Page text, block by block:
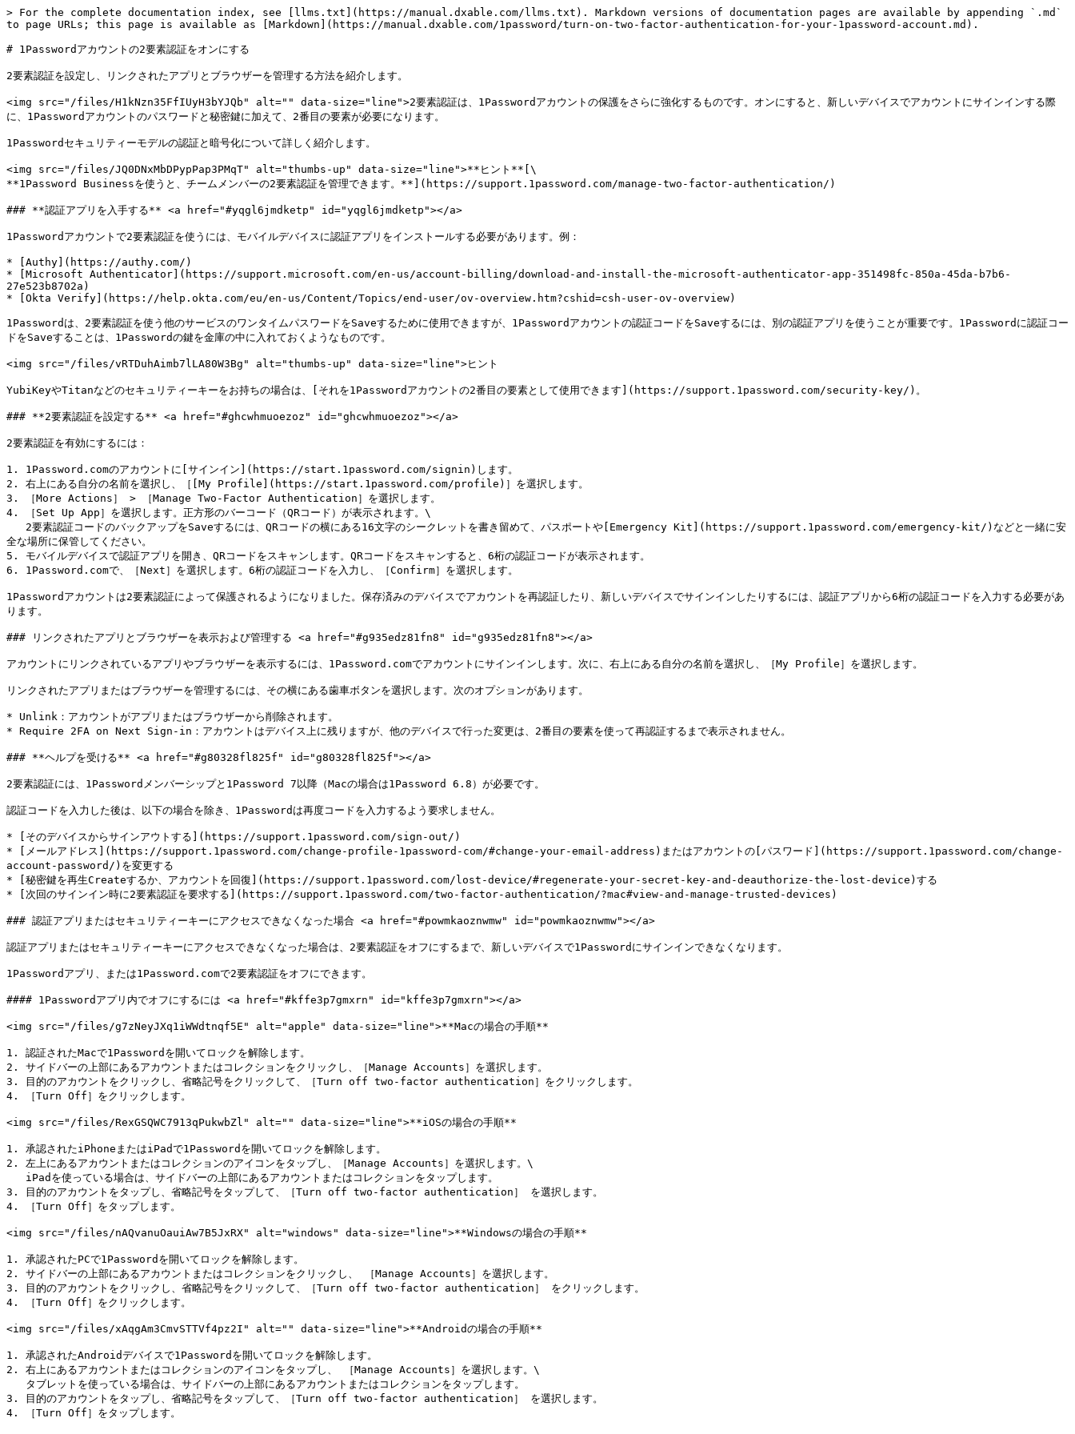
> For the complete documentation index, see [llms.txt](https://manual.dxable.com/llms.txt). Markdown versions of documentation pages are available by appending `.md`
to page URLs; this page is available as [Markdown](https://manual.dxable.com/1password/turn-on-two-factor-authentication-for-your-1password-account.md).
# 1Passwordアカウントの2要素認証をオンにする
2要素認証を設定し、リンクされたアプリとブラウザーを管理する方法を紹介します。
<img src="/files/H1kNzn35FfIUyH3bYJQb" alt="" data-size="line">2要素認証は、1Passwordアカウントの保護をさらに強化するものです。オンにすると、新しいデバイスでアカウントにサインインする際
に、1Passwordアカウントのパスワードと秘密鍵に加えて、2番目の要素が必要になります。
1Passwordセキュリティーモデルの認証と暗号化について詳しく紹介します。
<img src="/files/JQ0DNxMbDPypPap3PMqT" alt="thumbs-up" data-size="line">**ヒント**[\
**1Password Businessを使うと、チームメンバーの2要素認証を管理できます。**](https://support.1password.com/manage-two-factor-authentication/)
### **認証アプリを入手する** <a href="#yqgl6jmdketp" id="yqgl6jmdketp"></a>
1Passwordアカウントで2要素認証を使うには、モバイルデバイスに認証アプリをインストールする必要があります。例：
* [Authy](https://authy.com/)
* [Microsoft Authenticator](https://support.microsoft.com/en-us/account-billing/download-and-install-the-microsoft-authenticator-app-351498fc-850a-45da-b7b6-
27e523b8702a)
* [Okta Verify](https://help.okta.com/eu/en-us/Content/Topics/end-user/ov-overview.htm?cshid=csh-user-ov-overview)
1Passwordは、2要素認証を使う他のサービスのワンタイムパスワードをSaveするために使用できますが、1Passwordアカウントの認証コードをSaveするには、別の認証アプリを使うことが重要です。1Passwordに認証コー
ドをSaveすることは、1Passwordの鍵を金庫の中に入れておくようなものです。
<img src="/files/vRTDuhAimb7lLA80W3Bg" alt="thumbs-up" data-size="line">ヒント
YubiKeyやTitanなどのセキュリティーキーをお持ちの場合は、[それを1Passwordアカウントの2番目の要素として使用できます](https://support.1password.com/security-key/)。
### **2要素認証を設定する** <a href="#ghcwhmuoezoz" id="ghcwhmuoezoz"></a>
2要素認証を有効にするには：
1. 1Password.comのアカウントに[サインイン](https://start.1password.com/signin)します。
2. 右上にある自分の名前を選択し、［[My Profile](https://start.1password.com/profile)］を選択します。
3. ［More Actions］ > ［Manage Two-Factor Authentication］を選択します。
4. ［Set Up App］を選択します。正方形のバーコード（QRコード）が表示されます。\
全な場所に保管してください。
5. モバイルデバイスで認証アプリを開き、QRコードをスキャンします。QRコードをスキャンすると、6桁の認証コードが表示されます。
6. 1Password.comで、［Next］を選択します。6桁の認証コードを入力し、［Confirm］を選択します。
1Passwordアカウントは2要素認証によって保護されるようになりました。保存済みのデバイスでアカウントを再認証したり、新しいデバイスでサインインしたりするには、認証アプリから6桁の認証コードを入力する必要があ
ります。
### リンクされたアプリとブラウザーを表示および管理する <a href="#g935edz81fn8" id="g935edz81fn8"></a>
アカウントにリンクされているアプリやブラウザーを表示するには、1Password.comでアカウントにサインインします。次に、右上にある自分の名前を選択し、［My Profile］を選択します。
リンクされたアプリまたはブラウザーを管理するには、その横にある歯車ボタンを選択します。次のオプションがあります。
* Unlink：アカウントがアプリまたはブラウザーから削除されます。
* Require 2FA on Next Sign-in：アカウントはデバイス上に残りますが、他のデバイスで行った変更は、2番目の要素を使って再認証するまで表示されません。
### **ヘルプを受ける** <a href="#g80328fl825f" id="g80328fl825f"></a>
2要素認証には、1Passwordメンバーシップと1Password 7以降（Macの場合は1Password 6.8）が必要です。
認証コードを入力した後は、以下の場合を除き、1Passwordは再度コードを入力するよう要求しません。
* [そのデバイスからサインアウトする](https://support.1password.com/sign-out/)
* [メールアドレス](https://support.1password.com/change-profile-1password-com/#change-your-email-address)またはアカウントの[パスワード](https://support.1password.com/change-
account-password/)を変更する
* [秘密鍵を再生Createするか、アカウントを回復](https://support.1password.com/lost-device/#regenerate-your-secret-key-and-deauthorize-the-lost-device)する
* [次回のサインイン時に2要素認証を要求する](https://support.1password.com/two-factor-authentication/?mac#view-and-manage-trusted-devices)
### 認証アプリまたはセキュリティーキーにアクセスできなくなった場合 <a href="#powmkaoznwmw" id="powmkaoznwmw"></a>
認証アプリまたはセキュリティーキーにアクセスできなくなった場合は、2要素認証をオフにするまで、新しいデバイスで1Passwordにサインインできなくなります。
1Passwordアプリ、または1Password.comで2要素認証をオフにできます。
#### 1Passwordアプリ内でオフにするには <a href="#kffe3p7gmxrn" id="kffe3p7gmxrn"></a>
<img src="/files/g7zNeyJXq1iWWdtnqf5E" alt="apple" data-size="line">**Macの場合の手順**
1. 認証されたMacで1Passwordを開いてロックを解除します。
2. サイドバーの上部にあるアカウントまたはコレクションをクリックし、［Manage Accounts］を選択します。
3. 目的のアカウントをクリックし、省略記号をクリックして、［Turn off two-factor authentication］をクリックします。
4. ［Turn Off］をクリックします。
<img src="/files/RexGSQWC7913qPukwbZl" alt="" data-size="line">**iOSの場合の手順**
1. 承認されたiPhoneまたはiPadで1Passwordを開いてロックを解除します。
2. 左上にあるアカウントまたはコレクションのアイコンをタップし、［Manage Accounts］を選択します。\
3. 目的のアカウントをタップし、省略記号をタップして、［Turn off two-factor authentication］ を選択します。
4. ［Turn Off］をタップします。
<img src="/files/nAQvanuOauiAw7B5JxRX" alt="windows" data-size="line">**Windowsの場合の手順**
1. 承認されたPCで1Passwordを開いてロックを解除します。
2. サイドバーの上部にあるアカウントまたはコレクションをクリックし、 ［Manage Accounts］を選択します。
3. 目的のアカウントをクリックし、省略記号をクリックして、［Turn off two-factor authentication］ をクリックします。
4. ［Turn Off］をクリックします。
<img src="/files/xAqgAm3CmvSTTVf4pz2I" alt="" data-size="line">**Androidの場合の手順**
1. 承認されたAndroidデバイスで1Passwordを開いてロックを解除します。
2. 右上にあるアカウントまたはコレクションのアイコンをタップし、 ［Manage Accounts］を選択します。\
3. 目的のアカウントをタップし、省略記号をタップして、［Turn off two-factor authentication］ を選択します。
4. ［Turn Off］をタップします。